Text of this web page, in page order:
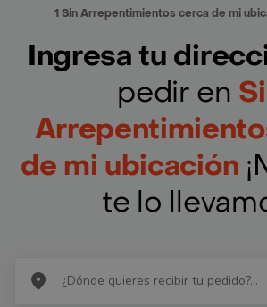
1 Sin Arrepentimientos cerca de mi
Ingresa tu
pedir en
de mi ubicación
te lo